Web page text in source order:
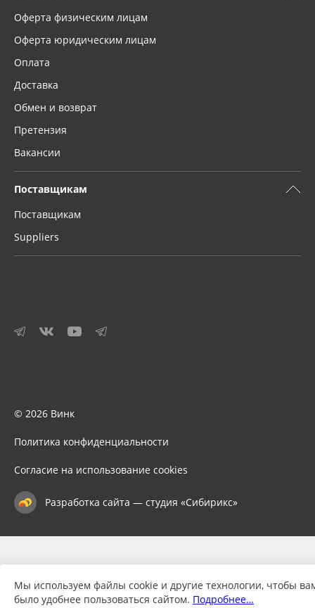
Оферта физическим лицам
Оферта юридическим лицам
Оплата
Доставка
Обмен и возврат
Претензия
Вакансии
Поставщикам
Поставщикам
Suppliers
© 2026 Винк
Политика конфиденциальности
Согласие на использование cookies
Разработка сайта — студия «Сибирикс»
Мы используем файлы cookie и другие технологии, чтобы
было удобнее пользоваться сайтом. Подробнее…